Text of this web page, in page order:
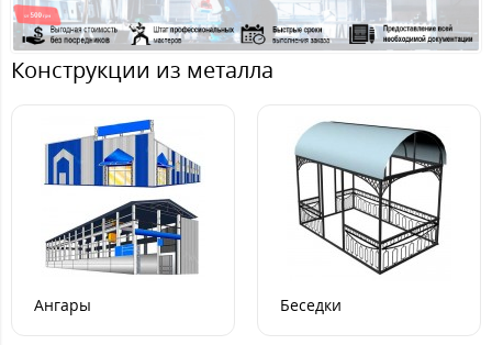
Конструкции из металла
Ангары Беседки